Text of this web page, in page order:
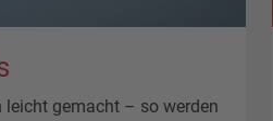
leicht gemacht – so werden